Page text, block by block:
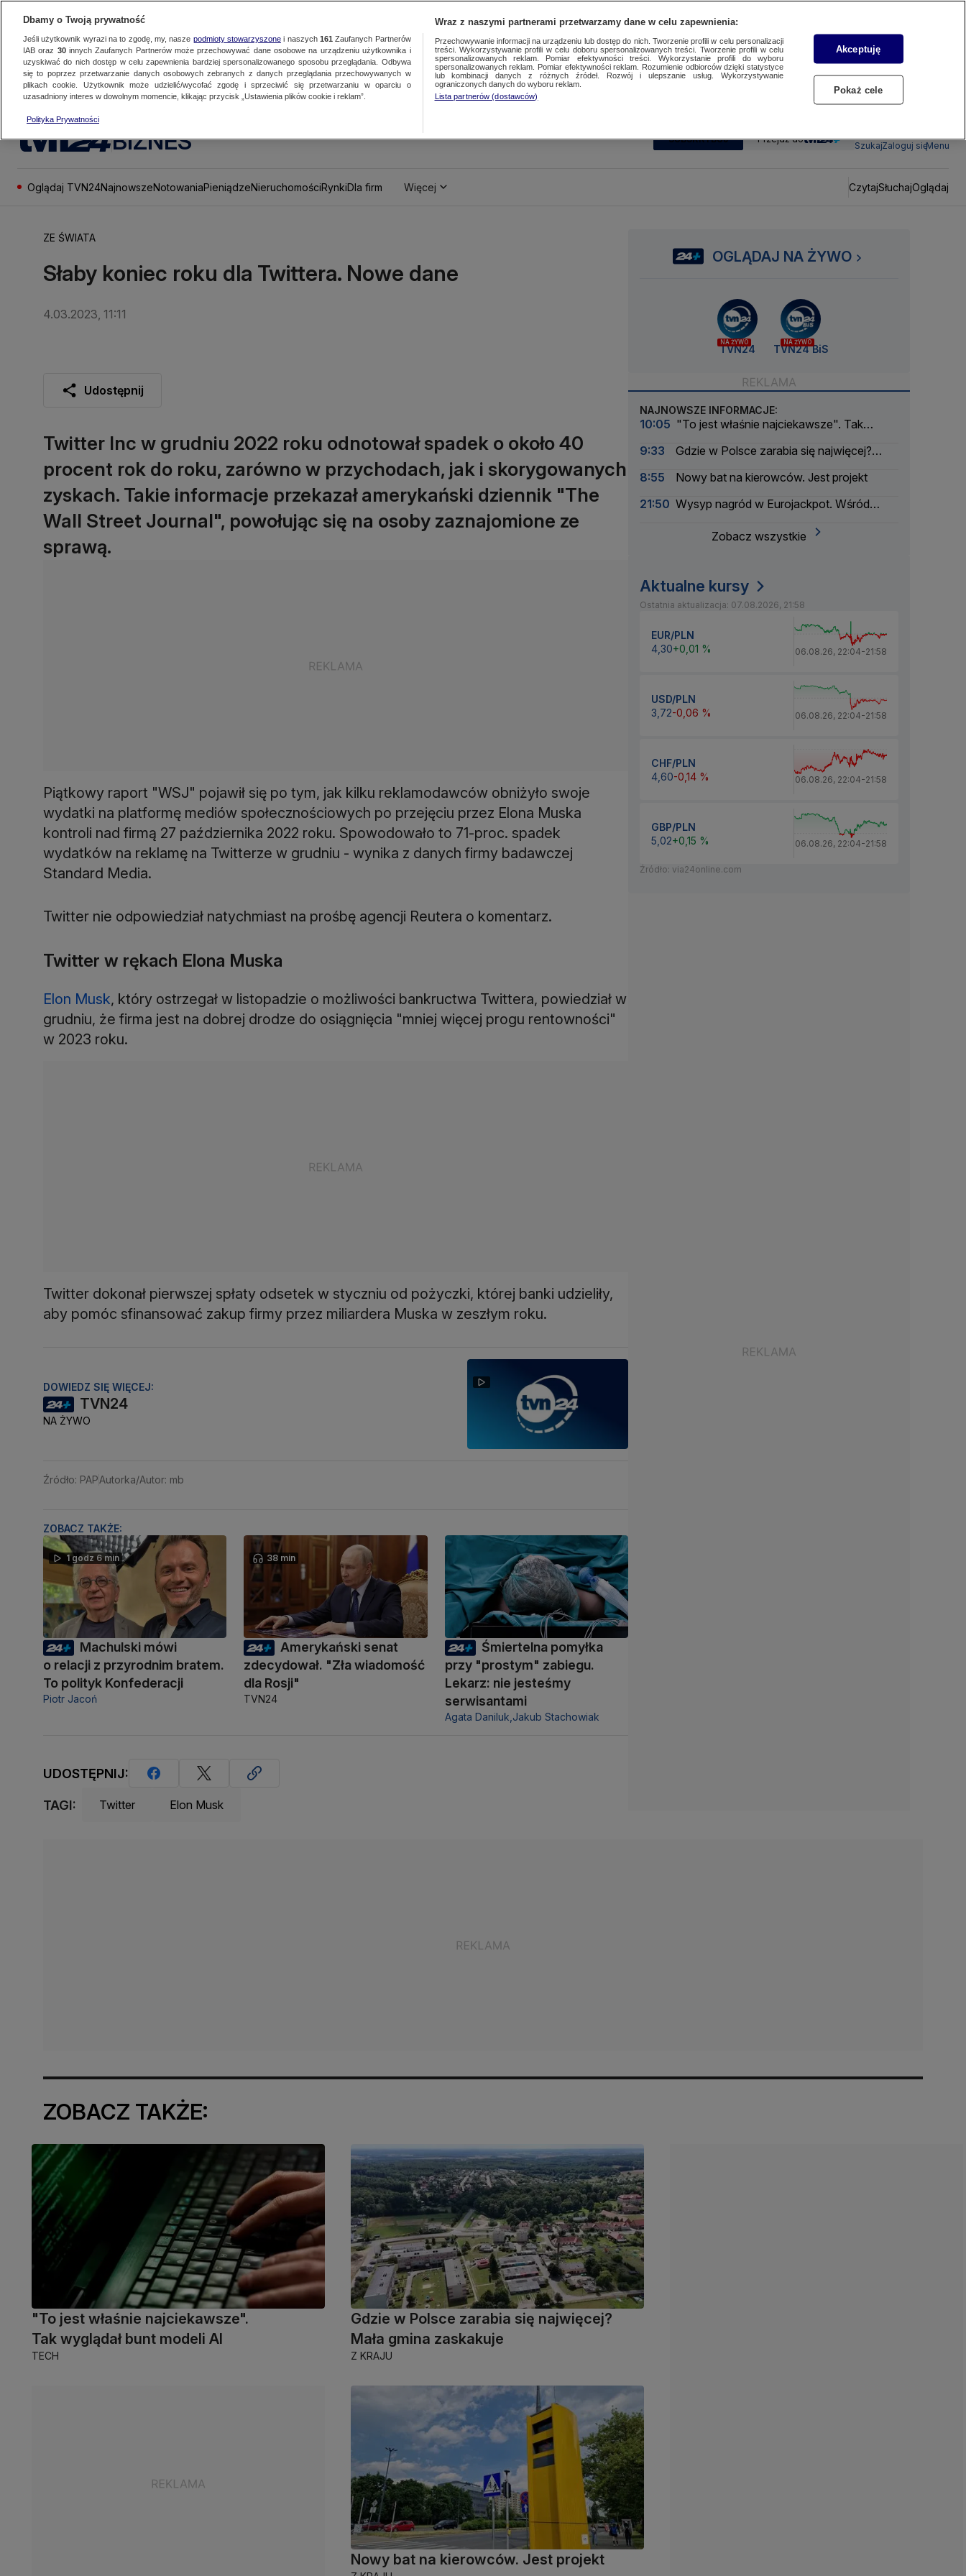
BIZNES SUBSKRYBUJ Przejdź do
SzukajZaloguj sięMenu
Oglądaj TVN24NajnowszeNotowaniaPieniądzeNieruchomościRynkiDla firm Więcej CzytajSłuchajOglądaj
ZE ŚWIATA
Słaby koniec roku dla Twittera. Nowe dane
4.03.2023, 11:11
Udostępnij
Twitter Inc w grudniu 2022 roku odnotował spadek o około 40
procent rok do roku, zarówno w przychodach, jak i skorygowanych
zyskach. Takie informacje przekazał amerykański dziennik "The
Wall Street Journal", powołując się na osoby zaznajomione ze
sprawą.
Piątkowy raport "WSJ" pojawił się po tym, jak kilku reklamodawców obniżyło swoje
wydatki na platformę mediów społecznościowych po przejęciu przez Elona Muska
kontroli nad firmą 27 października 2022 roku. Spowodowało to 71-proc. spadek
wydatków na reklamę na Twitterze w grudniu - wynika z danych firmy badawczej
Standard Media.
Twitter nie odpowiedział natychmiast na prośbę agencji Reutera o komentarz.
Twitter w rękach Elona Muska
Elon Musk, który ostrzegał w listopadzie o możliwości bankructwa Twittera, powiedział w
grudniu, że firma jest na dobrej drodze do osiągnięcia "mniej więcej progu rentowności"
w 2023 roku.
Twitter dokonał pierwszej spłaty odsetek w styczniu od pożyczki, której banki udzieliły,
aby pomóc sfinansować zakup firmy przez miliardera Muska w zeszłym roku.
DOWIEDZ SIĘ WIĘCEJ:
TVN24
NA ŻYWO
Źródło: PAPAutorka/Autor: mb
ZOBACZ TAKŻE:
1 godz 6 min
Machulski mówi
o relacji z przyrodnim bratem.
To polityk Konfederacji
Piotr Jacoń
38 min
Amerykański senat
zdecydował. "Zła wiadomość
dla Rosji"
TVN24
Śmiertelna pomyłka
przy "prostym" zabiegu.
Lekarz: nie jesteśmy
serwisantami
Agata Daniluk, Jakub Stachowiak
UDOSTĘPNIJ:
TAGI: Twitter Elon Musk
OGLĄDAJ NA ŻYWO
NA ŻYWO
TVN24
NA ŻYWO
TVN24 BiS
NAJNOWSZE INFORMACJE:
10:05 "To jest właśnie najciekawsze". Tak
9:33
Gdzie w Polsce zarabia się najwięcej?
8:55
Nowy bat na kierowców. Jest projekt
21:50 Wysyp nagród w Eurojackpot. Wśród
Zobacz wszystkie
Aktualne kursy
Ostatnia aktualizacja: 07.08.2026, 21:58
EUR/PLN
4,30+0,01 % 06.08.26, 22:04-21:58
USD/PLN
3,72-0,06 % 06.08.26, 22:04-21:58
CHF/PLN
4,60-0,14 % 06.08.26, 22:04-21:58
GBP/PLN
5,02+0,15 % 06.08.26, 22:04-21:58
Źródło: via24online.com
ZOBACZ TAKŻE:
"To jest właśnie najciekawsze".
Tak wyglądał bunt modeli AI
TECH
Gdzie w Polsce zarabia się najwięcej?
Mała gmina zaskakuje
Z KRAJU
Nowy bat na kierowców. Jest projekt
Dbamy o Twoją prywatność
Jeśli użytkownik wyrazi na to zgodę, my, nasze podmioty stowarzyszonei naszych 161 Zaufanych Partnerów
IAB oraz 30innych Zaufanych Partnerów może przechowywać dane osobowe na urządzeniu użytkownika i
uzyskiwać do nich dostęp w celu zapewnienia bardziej spersonalizowanego sposobu przeglądania. Odbywa
się to poprzez przetwarzanie danych osobowych zebranych z danych przeglądania przechowywanych w
plikach cookie. Użytkownik może udzielić/wycofać zgodę i sprzeciwić się przetwarzaniu w oparciu o
uzasadniony interes w dowolnym momencie, klikając przycisk „Ustawienia plików cookie i reklam”.
Polityka Prywatności
Wraz z naszymi partnerami przetwarzamy dane w celu zapewnienia:
Przechowywanie informacji na urządzeniu lub dostęp do nich. Tworzenie profili w celu personalizacji
treści. Wykorzystywanie profili w celu doboru spersonalizowanych treści. Tworzenie profili w celu
spersonalizowanych reklam. Pomiar efektywności treści. Wykorzystanie profili do wyboru
spersonalizowanych reklam. Pomiar efektywności reklam. Rozumienie odbiorców dzięki statystyce
lub kombinacji danych z różnych źródeł. Rozwój i ulepszanie usług. Wykorzystywanie
ograniczonych danych do wyboru reklam.
Lista partnerów (dostawców)
Akceptuję
Pokaż cele